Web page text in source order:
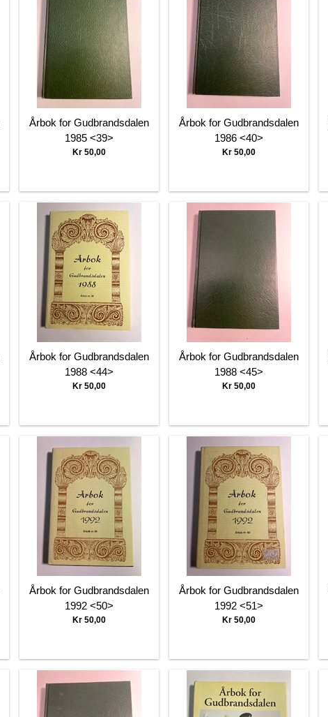
Årbok for Gudbrandsdalen
1985 <39>
Kr 50,00
Årbok for Gudbrandsdalen
1986 <40>
Kr 50,00
Årbok for Gudbrandsdalen
1988 <44>
Kr 50,00
Årbok for Gudbrandsdalen
1988 <45>
Kr 50,00
Årbok for Gudbrandsdalen
1992 <50>
Kr 50,00
Årbok for Gudbrandsdalen
1992 <51>
Kr 50,00